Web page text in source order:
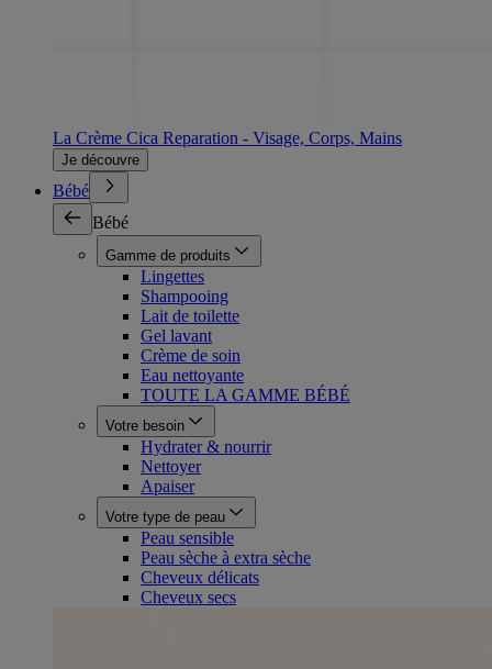
La Crème Cica Reparation - Visage, Corps, Mains
Je découvre
Bébé
Bébé
Gamme de produits
Lingettes
Shampooing
Lait de toilette
Gel lavant
Crème de soin
Eau nettoyante
TOUTE LA GAMME BÉBÉ
Votre besoin
Hydrater & nourrir
Nettoyer
Apaiser
Votre type de peau
Peau sensible
Peau sèche à extra sèche
Cheveux délicats
Cheveux secs